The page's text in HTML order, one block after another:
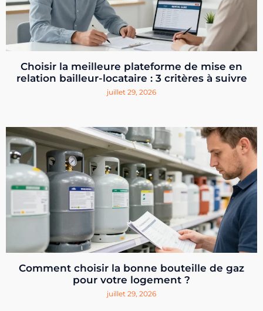
Choisir la meilleure plateforme de mise en
relation bailleur-locataire : 3 critères à suivre
juillet 29, 2026
Comment choisir la bonne bouteille de gaz
pour votre logement ?
juillet 29, 2026